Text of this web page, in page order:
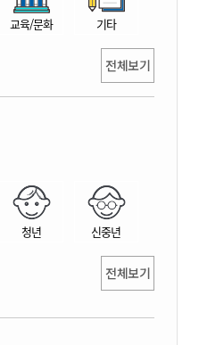
교육/문화 기타
전체보기
청년 신중년
전체보기